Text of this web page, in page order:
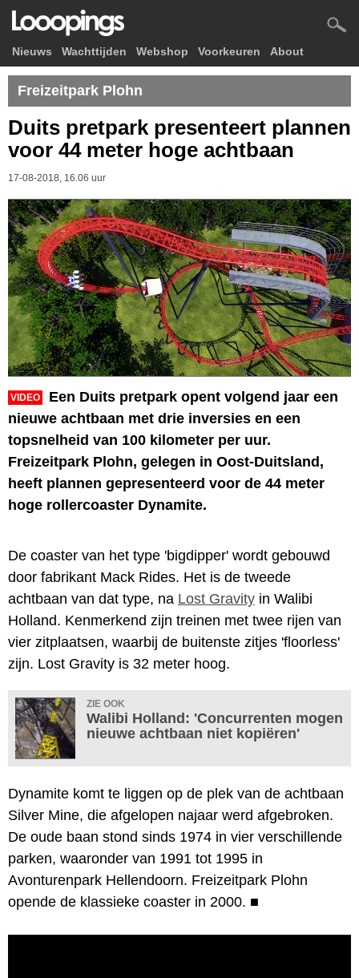
Nieuws Wachttijden Webshop Voorkeuren About
Freizeitpark Plohn
Duits pretpark presenteert plannen
voor 44 meter hoge achtbaan
17-08-2018, 16.06 uur
VIDEO
Een Duits pretpark opent volgend jaar een
nieuwe achtbaan met drie inversies en een
topsnelheid van 100 kilometer per uur.
Freizeitpark Plohn, gelegen in Oost-Duitsland,
heeft plannen gepresenteerd voor de 44 meter
hoge rollercoaster Dynamite.
De coaster van het type 'bigdipper' wordt gebouwd
door fabrikant Mack Rides. Het is de tweede
achtbaan van dat type, na Lost Gravity in Walibi
Holland. Kenmerkend zijn treinen met twee rijen van
vier zitplaatsen, waarbij de buitenste zitjes 'floorless'
zijn. Lost Gravity is 32 meter hoog.
ZIE OOK
Walibi Holland: 'Concurrenten mogen
nieuwe achtbaan niet kopiëren'
Dynamite komt te liggen op de plek van de achtbaan
Silver Mine, die afgelopen najaar werd afgebroken.
De oude baan stond sinds 1974 in vier verschillende
parken, waaronder van 1991 tot 1995 in
Avonturenpark Hellendoorn. Freizeitpark Plohn
opende de klassieke coaster in 2000. ■